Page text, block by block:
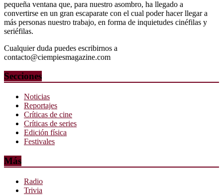
pequeña ventana que, para nuestro asombro, ha llegado a
convertirse en un gran escaparate con el cual poder hacer llegar a
más personas nuestro trabajo, en forma de inquietudes cinéfilas y
seriéfilas.
Cualquier duda puedes escribirnos a
contacto@ciempiesmagazine.com
Secciones
Noticias
Reportajes
Críticas de cine
Críticas de series
Edición física
Festivales
Más
Radio
Trivia